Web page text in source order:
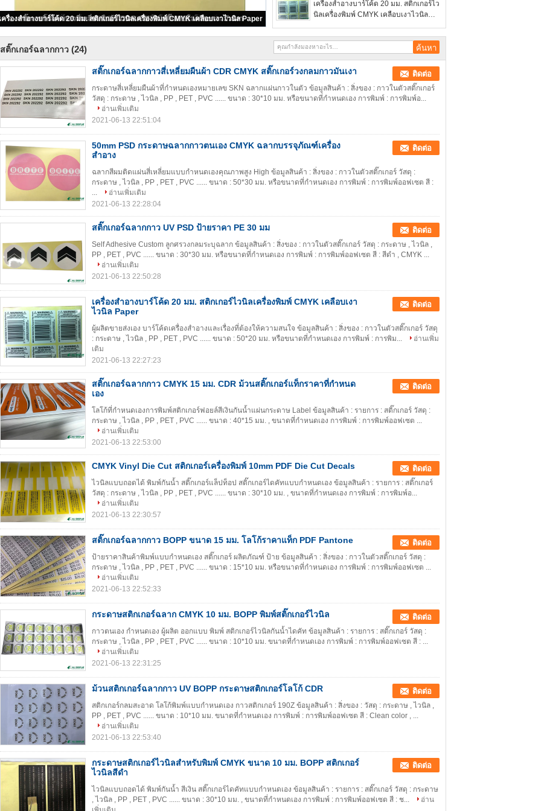
50mm PSD กระดาษฉลากกาวตนเอง CMYK ฉลากบรรจุภัณฑ์เครื่องสำอาง
เครื่องสำอางบาร์โค้ด 20 มม. สติกเกอร์ไว
นิลเครื่องพิมพ์ CMYK เคลือบเงาไวนิล
สติ๊กเกอร์ฉลากกาว (24)
สติ๊กเกอร์ฉลากกาวสี่เหลี่ยมผืนผ้า CDR CMYK สติ๊กเกอร์วงกลมกาวมันเงา ติดต่อ
กระดาษสี่เหลี่ยมผืนผ้าที่กำหนดเองหมายเลข SKN ฉลากแผ่นกาวในตัว ข้อมูลสินค้า : สิ่งของ : กาวในตัวสติ๊กเกอร์
วัสดุ : กระดาษ , ไวนิล , PP , PET , PVC ...... ขนาด : 30*10 มม. หรือขนาดที่กำหนดเอง การพิมพ์ : การพิมพ์อ...
อ่านเพิ่มเติม
2021-06-13 22:51:04
50mm PSD กระดาษฉลากกาวตนเอง CMYK ฉลากบรรจุภัณฑ์เครื่อง
สำอาง
ติดต่อ
ฉลากสีผมติดแผ่นสี่เหลี่ยมแบบกำหนดเองคุณภาพสูง High ข้อมูลสินค้า : สิ่งของ : กาวในตัวสติ๊กเกอร์ วัสดุ :
กระดาษ , ไวนิล , PP , PET , PVC ...... ขนาด : 50*30 มม. หรือขนาดที่กำหนดเอง การพิมพ์ : การพิมพ์ออฟเซต สี :
...
อ่านเพิ่มเติม
2021-06-13 22:28:04
สติ๊กเกอร์ฉลากกาว UV PSD ป้ายราคา PE 30 มม ติดต่อ
Self Adhesive Custom ลูกศรวงกลมระบุฉลาก ข้อมูลสินค้า : สิ่งของ : กาวในตัวสติ๊กเกอร์ วัสดุ : กระดาษ , ไวนิล ,
PP , PET , PVC ...... ขนาด : 30*30 มม. หรือขนาดที่กำหนดเอง การพิมพ์ : การพิมพ์ออฟเซต สี : สีดำ , CMYK ...
อ่านเพิ่มเติม
2021-06-13 22:50:28
เครื่องสำอางบาร์โค้ด 20 มม. สติกเกอร์ไวนิลเครื่องพิมพ์ CMYK เคลือบเงา
ไวนิล Paper
ติดต่อ
ผู้ผลิตขายส่งเอง บาร์โค้ดเครื่องสำอางและเรื่องที่ต้องให้ความสนใจ ข้อมูลสินค้า : สิ่งของ : กาวในตัวสติ๊กเกอร์ วัสดุ
: กระดาษ , ไวนิล , PP , PET , PVC ...... ขนาด : 50*20 มม. หรือขนาดที่กำหนดเอง การพิมพ์ : การพิม...
อ่านเพิ่ม
เติม
2021-06-13 22:27:23
สติ๊กเกอร์ฉลากกาว CMYK 15 มม. CDR ม้วนสติ๊กเกอร์แท็กราคาที่กำหนด
เอง
ติดต่อ
โลโก้ที่กำหนดเองการพิมพ์สติกเกอร์ฟอยล์สีเงินกันน้ำแผ่นกระดาษ Label ข้อมูลสินค้า : รายการ : สติ๊กเกอร์ วัสดุ :
กระดาษ , ไวนิล , PP , PET , PVC ...... ขนาด : 40*15 มม. , ขนาดที่กำหนดเอง การพิมพ์ : การพิมพ์ออฟเซต ...
อ่านเพิ่มเติม
2021-06-13 22:53:00
CMYK Vinyl Die Cut สติกเกอร์เครื่องพิมพ์ 10mm PDF Die Cut Decals ติดต่อ
ไวนิลแบบถอดได้ พิมพ์กันน้ำ สติ๊กเกอร์แล็ปท็อป สติ๊กเกอร์ไดคัทแบบกำหนดเอง ข้อมูลสินค้า : รายการ : สติ๊กเกอร์
วัสดุ : กระดาษ , ไวนิล , PP , PET , PVC ...... ขนาด : 30*10 มม. , ขนาดที่กำหนดเอง การพิมพ์ : การพิมพ์อ...
อ่านเพิ่มเติม
2021-06-13 22:30:57
สติ๊กเกอร์ฉลากกาว BOPP ขนาด 15 มม. โลโก้ราคาแท็ก PDF Pantone ติดต่อ
ป้ายราคาสินค้าพิมพ์แบบกำหนดเอง สติ๊กเกอร์ ผลิตภัณฑ์ ป้าย ข้อมูลสินค้า : สิ่งของ : กาวในตัวสติ๊กเกอร์ วัสดุ :
กระดาษ , ไวนิล , PP , PET , PVC ...... ขนาด : 15*10 มม. หรือขนาดที่กำหนดเอง การพิมพ์ : การพิมพ์ออฟเซต ...
อ่านเพิ่มเติม
2021-06-13 22:52:33
กระดาษสติกเกอร์ฉลาก CMYK 10 มม. BOPP พิมพ์สติ๊กเกอร์ไวนิล ติดต่อ
กาวตนเอง กำหนดเอง ผู้ผลิต ออกแบบ พิมพ์ สติกเกอร์ไวนิลกันน้ำไดคัท ข้อมูลสินค้า : รายการ : สติ๊กเกอร์ วัสดุ :
กระดาษ , ไวนิล , PP , PET , PVC ...... ขนาด : 10*10 มม. ขนาดที่กำหนดเอง การพิมพ์ : การพิมพ์ออฟเซต สี : ...
อ่านเพิ่มเติม
2021-06-13 22:31:25
ม้วนสติกเกอร์ฉลากกาว UV BOPP กระดาษสติกเกอร์โลโก้ CDR ติดต่อ
สติกเกอร์กลมสะอาด โลโก้พิมพ์แบบกำหนดเอง กาวสติกเกอร์ 190Z ข้อมูลสินค้า : สิ่งของ : วัสดุ : กระดาษ , ไวนิล ,
PP , PET , PVC ...... ขนาด : 10*10 มม. ขนาดที่กำหนดเอง การพิมพ์ : การพิมพ์ออฟเซต สี : Clean color , ...
อ่านเพิ่มเติม
2021-06-13 22:53:40
กระดาษสติกเกอร์ไวนิลสำหรับพิมพ์ CMYK ขนาด 10 มม. BOPP สติกเกอร์
ไวนิลสีดำ
ติดต่อ
ไวนิลแบบถอดได้ พิมพ์กันน้ำ สีเงิน สติ๊กเกอร์ไดคัทแบบกำหนดเอง ข้อมูลสินค้า : รายการ : สติ๊กเกอร์ วัสดุ : กระดาษ
, ไวนิล , PP , PET , PVC ...... ขนาด : 30*10 มม. , ขนาดที่กำหนดเอง การพิมพ์ : การพิมพ์ออฟเซต สี : ช...
อ่าน